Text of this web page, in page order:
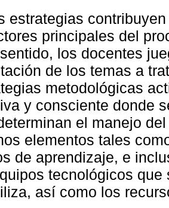
estrategias
principales del
los docentes
de los temas a
metodológicas
y consciente donde
el manejo
elementos tales
de aprendizaje, e
tecnológicos
así como los